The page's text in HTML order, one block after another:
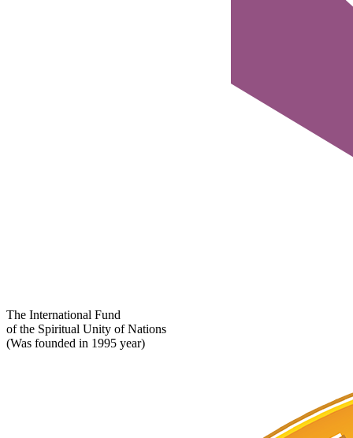
The International Fund
of the Spiritual Unity of Nations
(Was founded in 1995 year)